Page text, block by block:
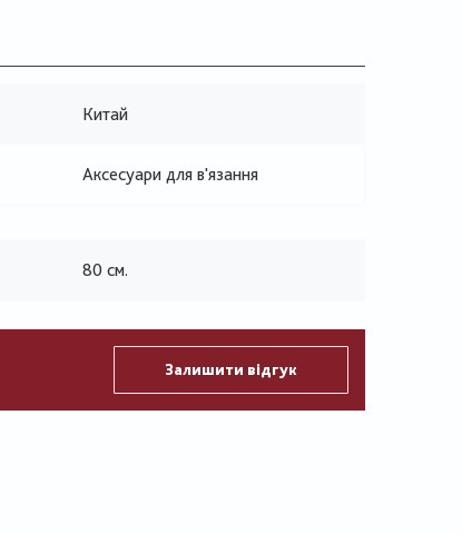
Китай
Аксесуари для в'язання
80 см.
Залишити відгук